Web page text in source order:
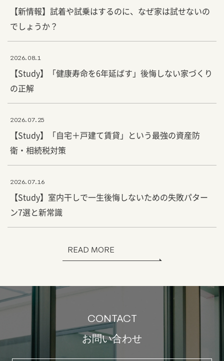
【新情報】試着や試乗はするのに、なぜ家は試せないの
でしょうか？
2026.08.1
【Study】「健康寿命を6年延ばす」後悔しない家づくり
の正解
2026.07.25
【Study】「自宅＋戸建て賃貸」という最強の資産防
衛・相続税対策
2026.07.16
【Study】室内干しで一生後悔しないための失敗パター
ン7選と新常識
READ MORE
CONTACT
お問い合わせ